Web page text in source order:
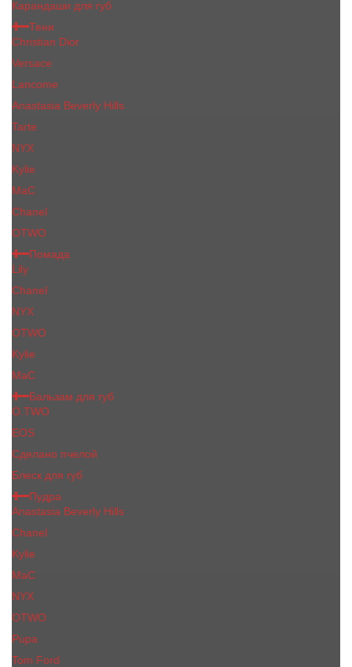
Карандаши для губ
Тени
Christian Dior
Versace
Lancome
Anastasia Beverly Hills
Tarte
NYX
Kylie
MaC
Сhanеl
OTWO
Помада
Lily
Chanel
NYX
OTWO
Kylie
МаС
Бальзам для губ
O.TWO
EOS
Сделано пчелой
Блеск для губ
Пудра
Anastasia Beverly Hills
Chanel
Kylie
MaC
NYX
OTWO
Pupa
Tom Ford